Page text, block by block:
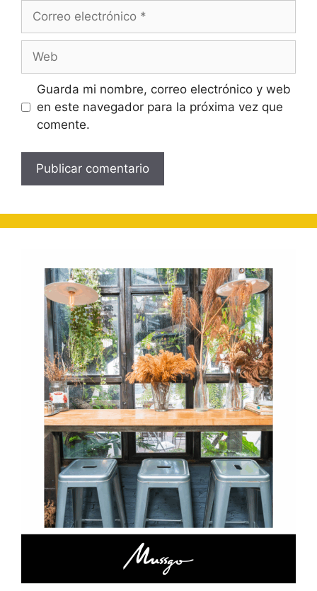
Correo
Web
Guarda mi nombre, correo electrónico y web
en este navegador para la próxima vez que
comente.